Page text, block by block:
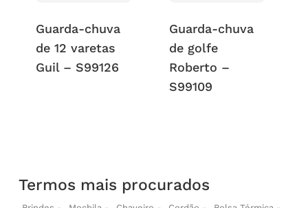
Guarda-chuva
de 12 varetas
Guil – S99126
Guarda-chuva
de golfe
Roberto –
S99109
Termos mais procurados